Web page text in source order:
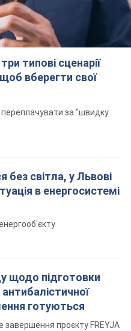
типові сценарії
вберегти свої
переплачувати за "швидку
без світла, у Львові
в енергосистемі
щодо підготовки
готуються
завершення проєкту FREYJA